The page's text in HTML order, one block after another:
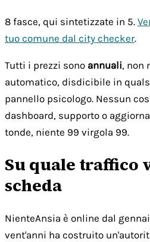
8 fasce, qui sintetizzate in 5.
tuo comune dal city checker.
Tutti i prezzi sono annuali, non
automatico, disdicibile in
pannello psicologo. Nessun
dashboard, supporto o
tonde, niente 99 virgola 99.
Su quale traffico
scheda
NienteAnsia è online dal
vent'anni ha costruito